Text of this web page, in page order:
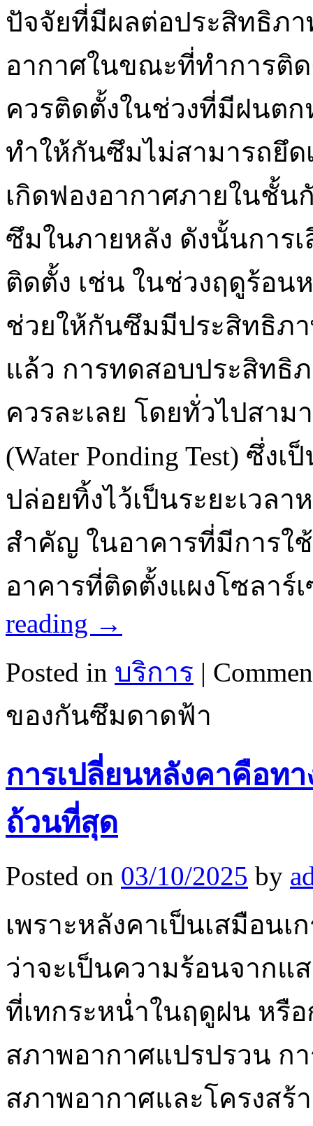
ปัจจัยที่มีผลต่อประสิทธิภ
อากาศในขณะที่ทำการติ
ควรติดตั้งในช่วงที่มีฝนตก
ทำให้กันซึมไม่สามารถยึด
เกิดฟองอากาศภายในชั้น
ซึมในภายหลัง ดังนั้นการเ
ติดตั้ง เช่น ในช่วงฤดูร้อน
ช่วยให้กันซึมมีประสิทธิภ
แล้ว การทดสอบประสิท
ควรละเลย โดยทั่วไปสา
(Water Ponding Test) ซึ่
ปล่อยทิ้งไว้เป็นระยะเวล
สำคัญ ในอาคารที่มีการใ
อาคารที่ติดตั้งแผงโซลา
reading →
Posted in บริการ |
ของกันซึมดาดฟ้า
การเปลี่ยนหลังคาคือท
ถ้วนที่สุด
Posted on 03/10/2025 by
เพราะหลังคาเป็นเสมือน
ว่าจะเป็นความร้อนจากแ
ที่เทกระหน่ำในฤดูฝน หรื
สภาพอากาศแปรปรวน ก
สภาพอากาศและโครงส